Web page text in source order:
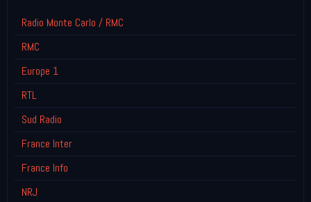
Radio Monte Carlo / RMC
RMC
Europe 1
RTL
Sud Radio
France Inter
France Info
NRJ